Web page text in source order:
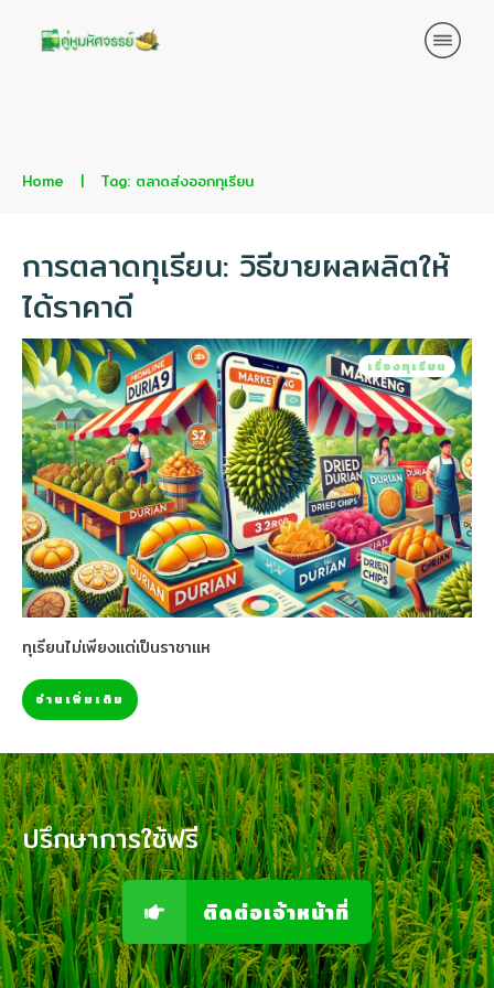
Home | Tag: ตลาดส่งออกทุเรียน
การตลาดทุเรียน: วิธีขายผลผลิตให้
ได้ราคาดี
เรื่องทุเรียน
ทุเรียนไม่เพียงแต่เป็นราชาแห
อ่านเพิ่มเติม
ปรึกษาการใช้ฟรี
ติดต่อเจ้าหน้าที่